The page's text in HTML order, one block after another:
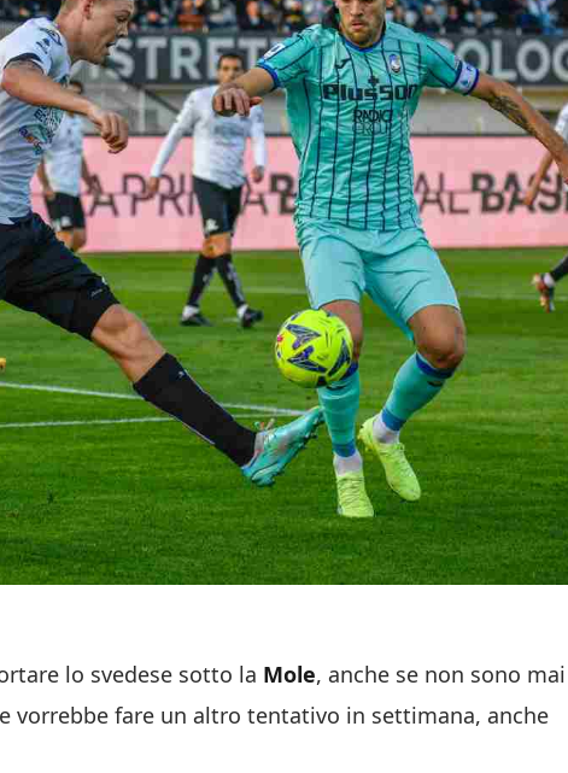
lo svedese sotto la Mole, anche se non sono mai
vorrebbe fare un altro tentativo in settimana, anche